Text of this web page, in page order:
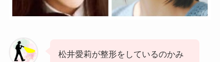
松井愛莉が整形をしているのかみ